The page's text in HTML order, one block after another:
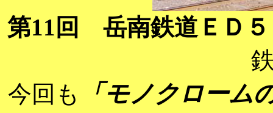
第11回 岳南鉄道ＥＤ５
今回も
「モノクローム